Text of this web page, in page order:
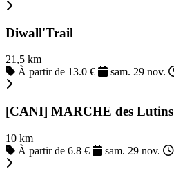
Diwall'Trail
21,5 km
À partir de 13.0 €
sam. 29 nov.
[CANI] MARCHE des Lutins
10 km
À partir de 6.8 €
sam. 29 nov.